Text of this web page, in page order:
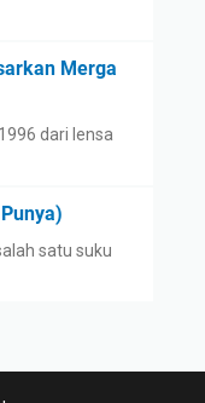
Merga
dari lensa
satu suku